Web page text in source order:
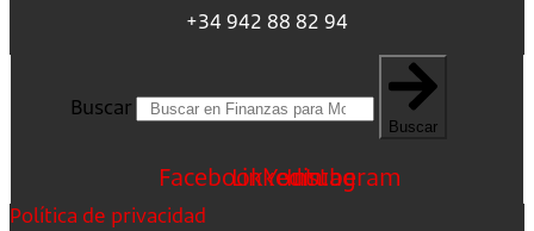
+34 942 88 82 94
Buscar
Buscar
FacebookLinkedin
Youtube
Instagram
Política de privacidad